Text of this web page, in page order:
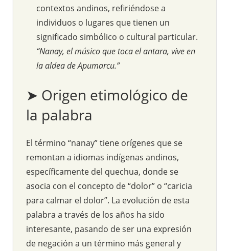
contextos andinos, refiriéndose a
individuos o lugares que tienen un
significado simbólico o cultural particular.
“Nanay, el músico que toca el antara, vive en
la aldea de Apumarcu.”
➤ Origen etimológico de
la palabra
El término “nanay” tiene orígenes que se
remontan a idiomas indígenas andinos,
específicamente del quechua, donde se
asocia con el concepto de “dolor” o “caricia
para calmar el dolor”. La evolución de esta
palabra a través de los años ha sido
interesante, pasando de ser una expresión
de negación a un término más general y